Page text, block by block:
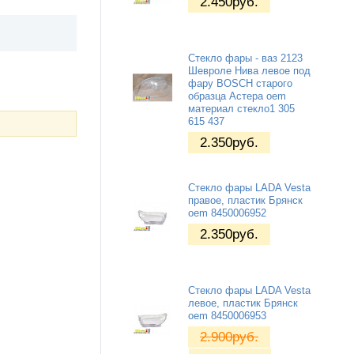
Стекло фары - ваз 2123
Шевроле Нива левое под
фару BOSCH старого
образца Астера oem
материал стекло1 305
615 437
2.350руб.
Стекло фары LADA Vesta
правое, пластик Брянск
oem 8450006952
2.350руб.
Стекло фары LADA Vesta
левое, пластик Брянск
oem 8450006953
2.900руб.